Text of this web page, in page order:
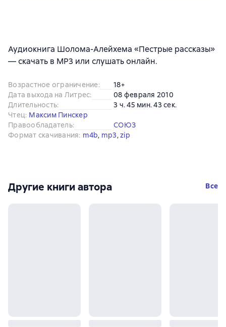
Аудиокнига Шолома-Алейхема «Пестрые рассказы»
— скачать в MP3 или слушать онлайн.
Возрастное ограничение:
18+
Дата выхода на Литрес:
08 февраля 2010
Длительность:
3 ч. 45 мин. 43 сек.
Чтец: Максим Пинскер
Правообладатель:
СОЮЗ
Формат скачивания: m4b, mp3, zip
Другие книги автора Все